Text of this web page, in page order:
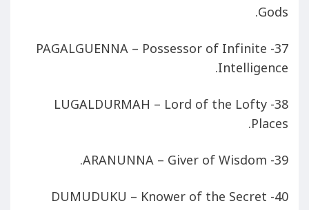
Gods.
37- PAGALGUENNA – Possessor of Infinite
Intelligence.
38- LUGALDURMAH – Lord of the Lofty
Places.
39- ARANUNNA – Giver of Wisdom.
40- DUMUDUKU – Knower of the Secret